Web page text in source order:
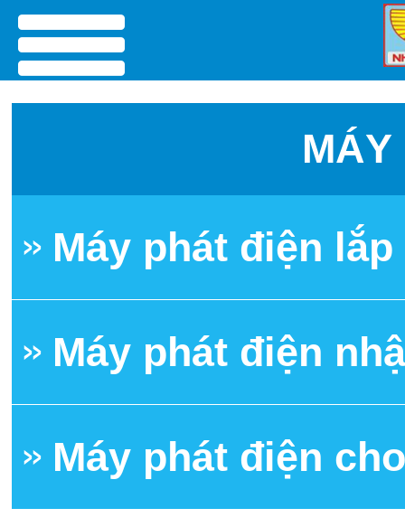
menu
Máy phát điện lắp
Máy phát điện
Máy phát điện